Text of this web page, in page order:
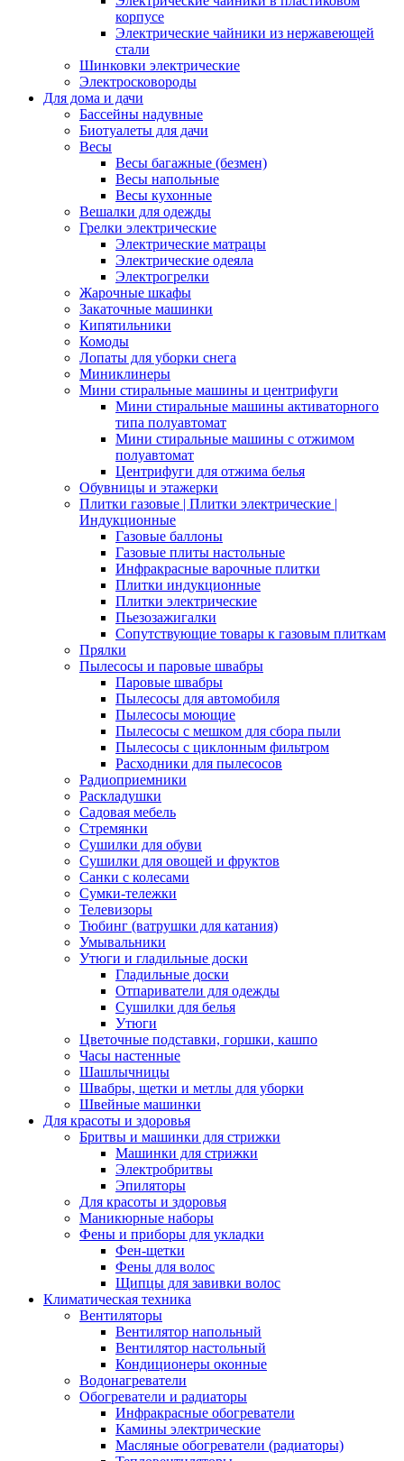
корпусе
Электрические чайники из нержавеющей
стали
Шинковки электрические
Электросковороды
Для дома и дачи
Бассейны надувные
Биотуалеты для дачи
Весы
Весы багажные (безмен)
Весы напольные
Весы кухонные
Вешалки для одежды
Грелки электрические
Электрические матрацы
Электрические одеяла
Электрогрелки
Жарочные шкафы
Закаточные машинки
Кипятильники
Комоды
Лопаты для уборки снега
Миниклинеры
Мини стиральные машины и центрифуги
Мини стиральные машины активаторного
типа полуавтомат
Мини стиральные машины с отжимом
полуавтомат
Центрифуги для отжима белья
Обувницы и этажерки
Плитки газовые | Плитки электрические |
Индукционные
Газовые баллоны
Газовые плиты настольные
Инфракрасные варочные плитки
Плитки индукционные
Плитки электрические
Пьезозажигалки
Сопутствующие товары к газовым плиткам
Прялки
Пылесосы и паровые швабры
Паровые швабры
Пылесосы для автомобиля
Пылесосы моющие
Пылесосы с мешком для сбора пыли
Пылесосы с циклонным фильтром
Расходники для пылесосов
Радиоприемники
Раскладушки
Садовая мебель
Стремянки
Сушилки для обуви
Сушилки для овощей и фруктов
Санки с колесами
Сумки-тележки
Телевизоры
Тюбинг (ватрушки для катания)
Умывальники
Утюги и гладильные доски
Гладильные доски
Отпариватели для одежды
Сушилки для белья
Утюги
Цветочные подставки, горшки, кашпо
Часы настенные
Шашлычницы
Швабры, щетки и метлы для уборки
Швейные машинки
Для красоты и здоровья
Бритвы и машинки для стрижки
Машинки для стрижки
Электробритвы
Эпиляторы
Для красоты и здоровья
Маникюрные наборы
Фены и приборы для укладки
Фен-щетки
Фены для волос
Щипцы для завивки волос
Климатическая техника
Вентиляторы
Вентилятор напольный
Вентилятор настольный
Кондиционеры оконные
Водонагреватели
Обогреватели и радиаторы
Инфракрасные обогреватели
Камины электрические
Масляные обогреватели (радиаторы)